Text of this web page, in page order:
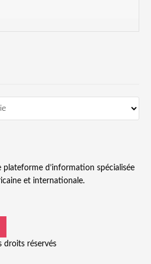
d’information spécialisée
et internationale.
réservés